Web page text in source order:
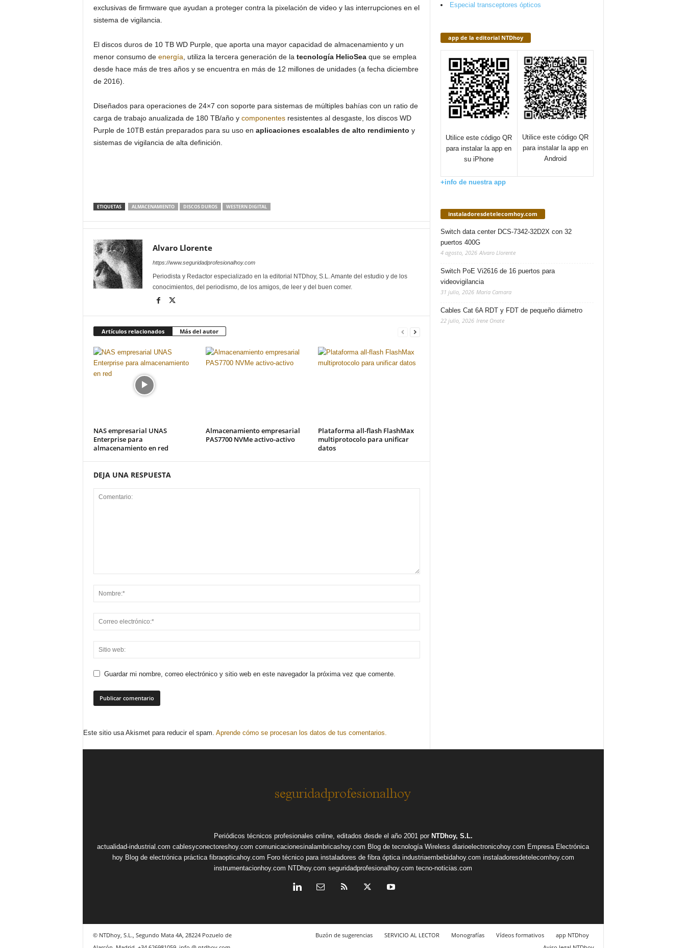
exclusivas de firmware que ayudan a proteger contra la pixelación de video y las interrupciones en el
sistema de vigilancia.
El discos duros de 10 TB WD Purple, que aporta una mayor capacidad de almacenamiento y un
menor consumo de energía , utiliza la tercera generación de la tecnología HelioSeaque se emplea
desde hace más de tres años y se encuentra en más de 12 millones de unidades (a fecha diciembre
de 2016).
Diseñados para operaciones de 24×7 con soporte para sistemas de múltiples bahías con un ratio de
carga de trabajo anualizada de 180 TB/año y componentesresistentes al desgaste, los discos WD
Purple de 10TB están preparados para su uso en aplicaciones escalables de alto rendimiento y
sistemas de vigilancia de alta definición.
ETIQUETAS ALMACENAMIENTO DISCOS DUROS WESTERN DIGITAL
Alvaro Llorente
https://www.seguridadprofesionalhoy.com
Periodista y Redactor especializado en la editorial NTDhoy, S.L. Amante del estudio y de los
conocimientos, del periodismo, de los amigos, de leer y del buen comer.
Artículos relacionados Más del autor
NAS empresarial UNAS
Enterprise para
almacenamiento en red
Almacenamiento empresarial
PAS7700 NVMe activo-activo
Plataforma all-flash FlashMax
multiprotocolo para unificar
datos
DEJA UNA RESPUESTA
Guardar mi nombre, correo electrónico y sitio web en este navegador la próxima vez que comente.
Este sitio usa Akismet para reducir el spam. Aprende cómo se procesan los datos de tus comentarios.
Especial transceptores ópticos
app de la editorial NTDhoy
Utilice este código QR
para instalar la app en
su iPhone
Utilice este código QR
para instalar la app en
Android
+info de nuestra app
instaladoresdetelecomhoy.com
Switch data center DCS-7342-32D2X con 32
puertos 400G
4 agosto, 2026 Alvaro Llorente
Switch PoE Vi2616 de 16 puertos para
videovigilancia
31 julio, 2026 Maria Camara
Cables Cat 6A RDT y FDT de pequeño diámetro
22 julio, 2026 Irene Onate
Periódicos técnicos profesionales online, editados desde el año 2001 por NTDhoy, S.L.
actualidad-industrial.com cablesyconectoreshoy.com comunicacionesinalambricashoy.com Blog de tecnología Wireless diarioelectronicohoy.com Empresa Electrónica
hoy Blog de electrónica práctica fibraopticahoy.com Foro técnico para instaladores de fibra óptica industriaembebidahoy.com instaladoresdetelecomhoy.com
instrumentacionhoy.com NTDhoy.com seguridadprofesionalhoy.com tecno-noticias.com
Buzón de sugerencias SERVICIO AL LECTOR Monografías Vídeos formativos
app NTDhoy
© NTDhoy, S.L., Segundo Mata 4A, 28224 Pozuelo de